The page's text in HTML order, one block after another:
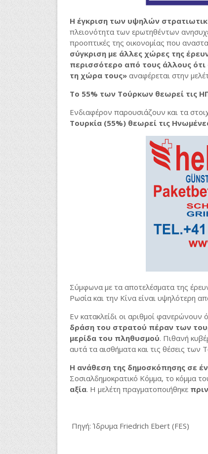
Η έγκριση των υψηλών
πλειονότητα των ερωτηθέντων
προοπτικές της οικονομίας που
σύγκριση με άλλες χώρες της
περισσότερο από τους άλλους ότι
τη χώρα τους»αναφέρεται στην
Το 55% των Τούρκων θεωρεί τις
Ενδιαφέρον παρουσιάζουν και τα
Τουρκία (55%) θεωρεί τις
Σύμφωνα με τα αποτελέσματα της
Ρωσία και την Κίνα είναι υψηλότερη
Εν κατακλείδι οι αριθμοί φανερώνουν
δράση του στρατού πέραν των
μερίδα του πληθυσμού. Πιθανή
αυτά τα αισθήματα και τις θέσεις των
Η ανάθεση της δημοσκόπησης σε
Σοσιαλδημοκρατικό Κόμμα, το κόμμα
αξία. Η μελέτη πραγματοποιήθηκε
Πηγή: Ίδρυμα Friedrich Ebert (FES)